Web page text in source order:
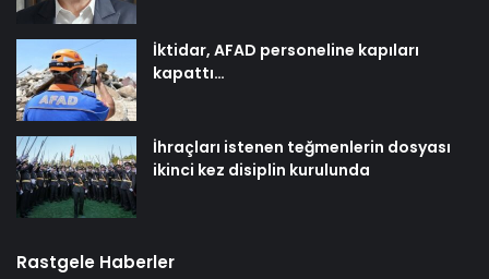
İktidar, AFAD personeline kapıları
kapattı…
İhraçları istenen teğmenlerin dosyası
ikinci kez disiplin kurulunda
Rastgele Haberler